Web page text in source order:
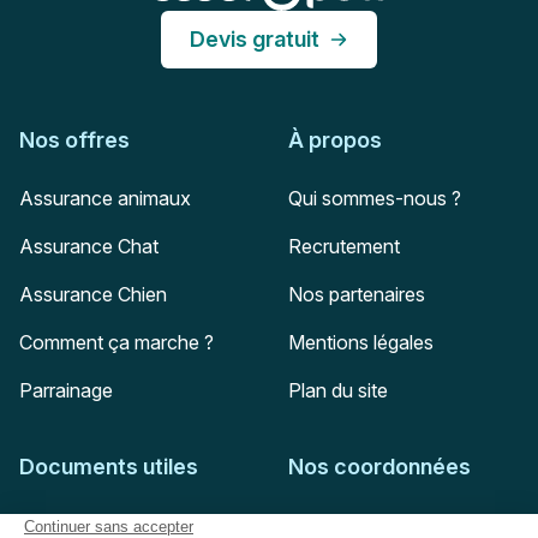
Devis gratuit
Nos offres
Assurance animaux
Assurance Chat
Assurance Chien
Comment ça marche ?
Parrainage
À propos
Qui sommes-nous ?
Recrutement
Nos partenaires
Mentions légales
Plan du site
Documents utiles
Feuille de soins
Nos coordonnées